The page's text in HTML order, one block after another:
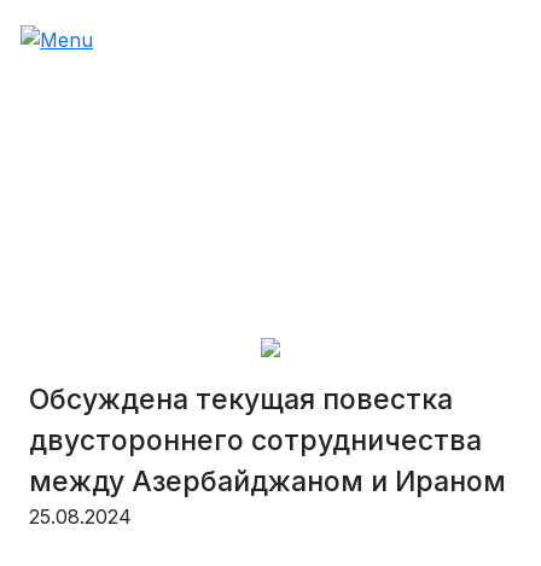
Обсуждена текущая повестка
двустороннего сотрудничества
между Азербайджаном и Ираном
25.08.2024